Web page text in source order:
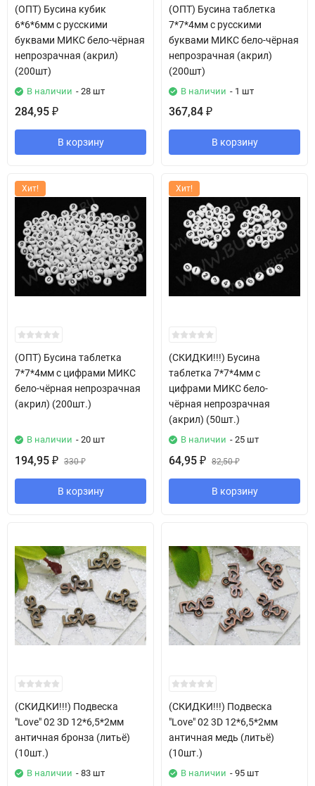
(ОПТ) Бусина кубик
6*6*6мм с русскими
буквами МИКС бело-чёрная
непрозрачная (акрил)
(200шт)
В наличии - 28 шт
284,95 ₽
В корзину
(ОПТ) Бусина таблетка
7*7*4мм с русскими
буквами МИКС бело-чёрная
непрозрачная (акрил)
(200шт)
В наличии - 1 шт
367,84 ₽
В корзину
Хит!
(ОПТ) Бусина таблетка
7*7*4мм с цифрами МИКС
бело-чёрная непрозрачная
(акрил) (200шт.)
В наличии - 20 шт
194,95 ₽ 330₽
В корзину
Хит!
(СКИДКИ!!!) Бусина
таблетка 7*7*4мм с
цифрами МИКС бело-
чёрная непрозрачная
(акрил) (50шт.)
В наличии - 25 шт
64,95 ₽ 82,50₽
В корзину
(СКИДКИ!!!) Подвеска
"Love" 02 3D 12*6,5*2мм
античная бронза (литьё)
(10шт.)
В наличии - 83 шт
(СКИДКИ!!!) Подвеска
"Love" 02 3D 12*6,5*2мм
античная медь (литьё)
(10шт.)
В наличии - 95 шт